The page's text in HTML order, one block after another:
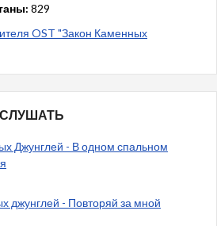
829
OST "Закон Каменных
Джунглей - В одном спальном
джунглей - Повторяй за мной